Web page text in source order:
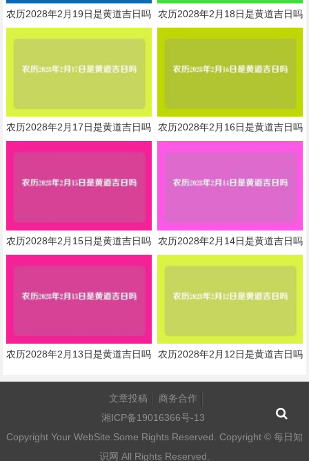
农历2028年2月19日是黄道吉日吗 农历2028年2月18日是黄道吉日吗
农历2028年2月17日是黄道吉日吗 农历2028年2月16日是黄道吉日吗
农历2028年2月15日是黄道吉日吗 农历2028年2月14日是黄道吉日吗
农历2028年2月13日是黄道吉日吗 农历2028年2月12日是黄道吉日吗
文章投稿
商务合作
湘ICP备19016366号-13
Copyright Your WebSite.Some Rights Reserved. Copyright © 每日知
识网 All Rights Reserved.